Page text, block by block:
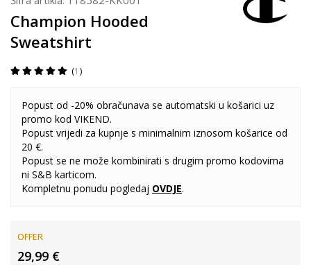
Champion Hooded
Sweatshirt
1
Popust od -20% obračunava se automatski u košarici uz
promo kod VIKEND.
Popust vrijedi za kupnje s minimalnim iznosom košarice od
20 €.
Popust se ne može kombinirati s drugim promo kodovima
ni S&B karticom.
Kompletnu ponudu pogledaj OVDJE.
OFFER
29,99 €